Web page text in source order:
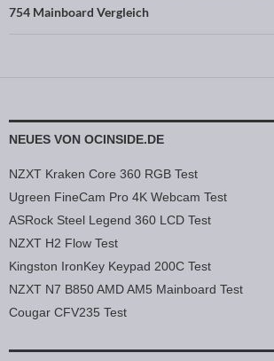
754 Mainboard Vergleich
NEUES VON OCINSIDE.DE
NZXT Kraken Core 360 RGB Test
Ugreen FineCam Pro 4K Webcam Test
ASRock Steel Legend 360 LCD Test
NZXT H2 Flow Test
Kingston IronKey Keypad 200C Test
NZXT N7 B850 AMD AM5 Mainboard Test
Cougar CFV235 Test